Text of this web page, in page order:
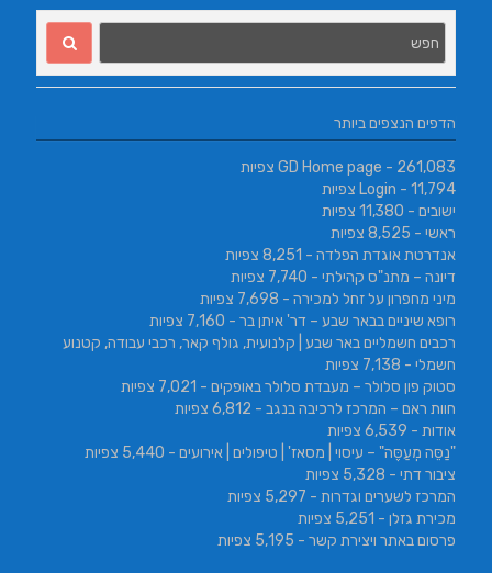
הדפים הנצפים ביותר
GD Home page - 261,083 צפיות
Login - 11,794 צפיות
ישובים - 11,380 צפיות
ראשי - 8,525 צפיות
אנדרטת אוגדת הפלדה - 8,251 צפיות
דיונה – מתנ"ס קהילתי - 7,740 צפיות
מיני מחפרון על זחל למכירה - 7,698 צפיות
רופא שיניים בבאר שבע – דר' איתן בר - 7,160 צפיות
רכבים חשמליים באר שבע | קלנועית, גולף קאר, רכבי עבודה, קטנוע
חשמלי - 7,138 צפיות
סטוק פון סלולר – מעבדת סלולר באופקים - 7,021 צפיות
חוות ראם – המרכז לרכיבה בנגב - 6,812 צפיות
אודות - 6,539 צפיות
"נַסֵּה מְעַסֶּה" – עיסוי | מסאז' | טיפולים | אירועים - 5,440 צפיות
ציבור דתי - 5,328 צפיות
המרכז לשערים וגדרות - 5,297 צפיות
מכירת גזלן - 5,251 צפיות
פרסום באתר ויצירת קשר - 5,195 צפיות